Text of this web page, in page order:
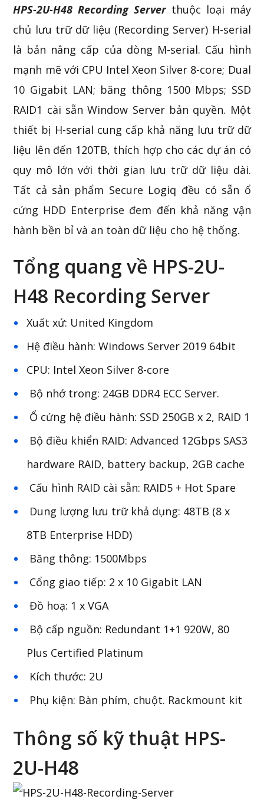
HPS-2U-H48 Recording Server thuộc loại máy
chủ lưu trữ dữ liệu (Recording Server) H-serial
là bản nâng cấp của dòng M-serial. Cấu hình
mạnh mẽ với CPU Intel Xeon Silver 8-core; Dual
10 Gigabit LAN; băng thông 1500 Mbps; SSD
RAID1 cài sẵn Window Server bản quyền. Một
thiết bị H-serial cung cấp khả năng lưu trữ dữ
liệu lên đến 120TB, thích hợp cho các dự án có
quy mô lớn với thời gian lưu trữ dữ liệu dài.
Tất cả sản phẩm Secure Logiq đều có sẵn ổ
cứng HDD Enterprise đem đến khả năng vận
hành bền bỉ và an toàn dữ liệu cho hệ thống.
Tổng quang về HPS-2U-
H48 Recording Server
Xuất xứ: United Kingdom
Hệ điều hành: Windows Server 2019 64bit
CPU: Intel Xeon Silver 8-core
Bộ nhớ trong: 24GB DDR4 ECC Server.
Ổ cứng hệ điều hành: SSD 250GB x 2, RAID 1
Bộ điều khiển RAID: Advanced 12Gbps SAS3
hardware RAID, battery backup, 2GB cache
Cấu hình RAID cài sẵn: RAID5 + Hot Spare
Dung lượng lưu trữ khả dụng: 48TB (8 x
8TB Enterprise HDD)
Băng thông: 1500Mbps
Cổng giao tiếp: 2 x 10 Gigabit LAN
Đồ hoạ: 1 x VGA
Bộ cấp nguồn: Redundant 1+1 920W, 80
Plus Certified Platinum
Kích thước: 2U
Phụ kiện: Bàn phím, chuột. Rackmount kit
Thông số kỹ thuật HPS-
2U-H48